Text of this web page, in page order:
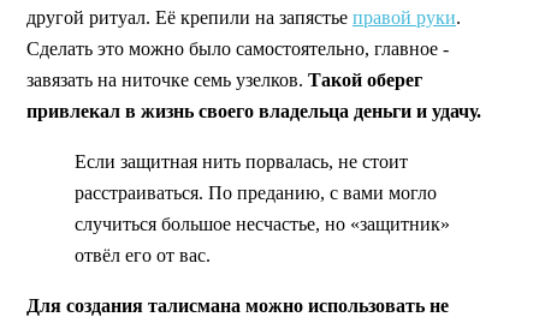
другой ритуал. Её крепили на запястье правой руки.
Сделать это можно было самостоятельно, главное -
завязать на ниточке семь узелков. Такой оберег
привлекал в жизнь своего владельца деньги и удачу.
Если защитная нить порвалась, не стоит
расстраиваться. По преданию, с вами могло
случиться большое несчастье, но «защитник»
отвёл его от вас.
Для создания талисмана можно использовать не